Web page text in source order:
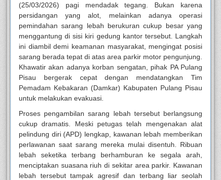
(25/03/2026) pagi mendadak tegang. Bukan karena
persidangan yang alot, melainkan adanya operasi
pemindahan sarang lebah berukuran cukup besar yang
menggantung di sisi kiri gedung kantor tersebut. Langkah
ini diambil demi keamanan masyarakat, mengingat posisi
sarang berada tepat di atas area parkir motor pengunjung.
Khawatir akan adanya korban sengatan, pihak PA Pulang
Pisau bergerak cepat dengan mendatangkan Tim
Pemadam Kebakaran (Damkar) Kabupaten Pulang Pisau
untuk melakukan evakuasi.
Proses pengambilan sarang lebah tersebut berlangsung
cukup dramatis. Meski petugas telah mengenakan alat
pelindung diri (APD) lengkap, kawanan lebah memberikan
perlawanan saat sarang mereka mulai disentuh. Ribuan
lebah seketika terbang berhamburan ke segala arah,
menciptakan suasana riuh di sekitar area parkir. Kawanan
lebah tersebut tampak agresif dan terbang liar seolah